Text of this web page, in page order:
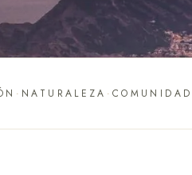
NATURALEZA COMUNIDAD